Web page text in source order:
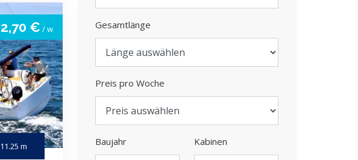
€ / w
11.25 m
Gesamtlänge
Preis pro Woche
Baujahr Kabinen